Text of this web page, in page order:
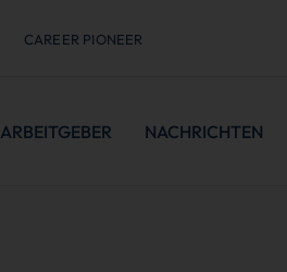
CAREER PIONEER
ARBEITGEBER NACHRICHTEN